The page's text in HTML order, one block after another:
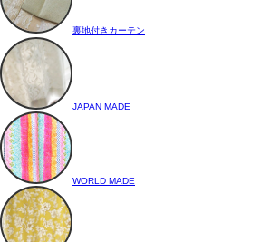
裏地付きカーテン
JAPAN MADE
WORLD MADE